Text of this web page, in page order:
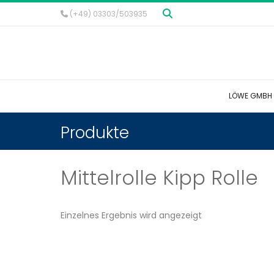
(+49) 03303/503935
LÖWE GMBH
Produkte
Mittelrolle Kipp Rolle
Einzelnes Ergebnis wird angezeigt